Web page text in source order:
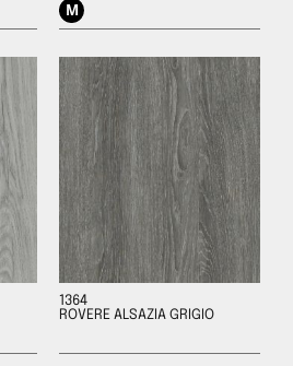
1364
ROVERE ALSAZIA GRIGIO